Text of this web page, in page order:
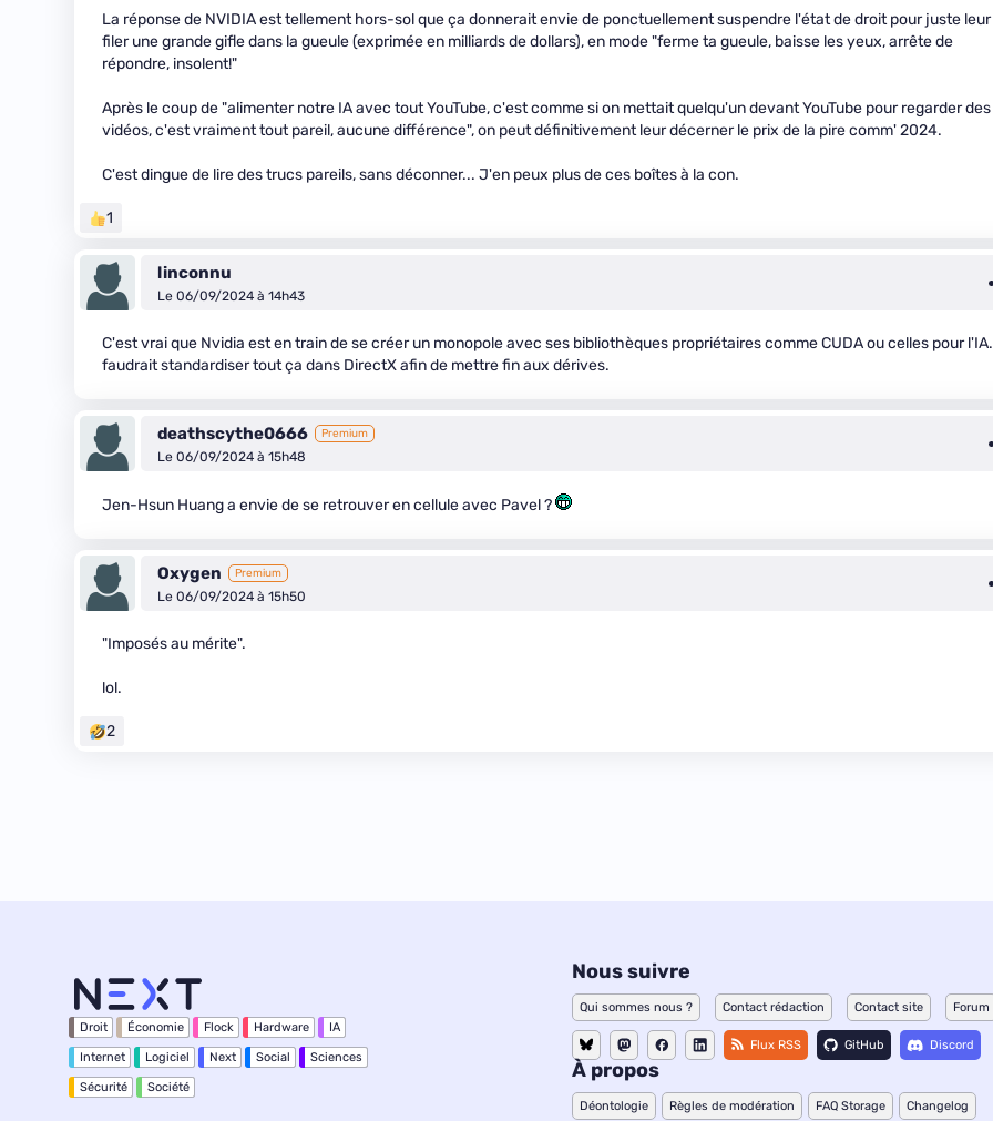
La réponse de NVIDIA est tellement hors-sol que ça donnerait envie de ponctuellement suspendre l'état de droit pour juste leur
filer une grande gifle dans la gueule (exprimée en milliards de dollars), en mode "ferme ta gueule, baisse les yeux, arrête de
répondre, insolent!"
Après le coup de "alimenter notre IA avec tout YouTube, c'est comme si on mettait quelqu'un devant YouTube pour regarder des
vidéos, c'est vraiment tout pareil, aucune différence", on peut définitivement leur décerner le prix de la pire comm' 2024.
C'est dingue de lire des trucs pareils, sans déconner... J'en peux plus de ces boîtes à la con.
1
linconnu
Le 06/09/2024 à 14h43
C'est vrai que Nvidia est en train de se créer un monopole avec ses bibliothèques propriétaires comme CUDA ou celles pour
faudrait standardiser tout ça dans DirectX afin de mettre fin aux dérives.
deathscythe0666 Premium
Le 06/09/2024 à 15h48
Jen-Hsun Huang a envie de se retrouver en cellule avec Pavel ?
Oxygen Premium
Le 06/09/2024 à 15h50
"Imposés au mérite".
lol.
2
Droit Économie Flock Hardware IA
Internet Logiciel Next Social Sciences
Sécurité Société
Nous suivre
Qui sommes nous ? Contact rédaction Contact site Forum
Flux RSS GitHub Discord
À propos
Déontologie Règles de modération FAQ Storage Changelog